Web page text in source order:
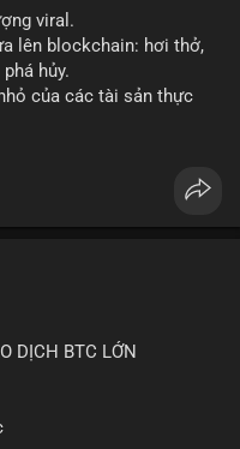
viral.
lên blockchain: hơi thở,
hủy.
của các tài sản thực
mật đang được đặt ra.
DỊCH BTC LỚN